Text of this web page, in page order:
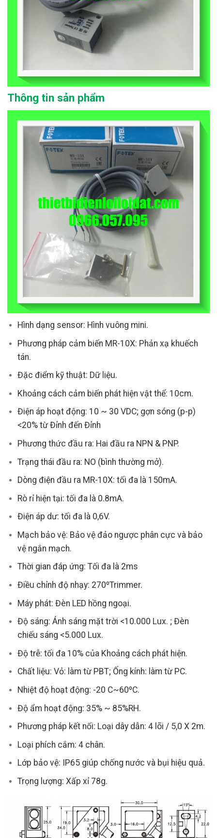
Thông tin sản phẩm
Hình dạng sensor: Hình vuông mini.
Phương pháp cảm biến MR-10X: Phản xạ khuếch
tán.
Đặc điểm kỹ thuật: Dữ liệu.
Khoảng cách cảm biến phát hiện vật thể: 10cm.
Điện áp hoạt động: 10 ~ 30 VDC; gợn sóng (p-p)
<20% từ Đỉnh đến Đỉnh
Phương thức đầu ra: Hai đầu ra NPN & PNP.
Trạng thái đầu ra: NO (bình thường mở).
Dòng điện đầu ra MR-10X: tối đa là 150mA.
Rò rỉ hiện tại: tối đa là 0.8mA.
Điện áp dư: tối đa là 0,6V.
Mạch bảo vệ: Bảo vệ đảo ngược phân cực và bảo
vệ ngắn mạch.
Thời gian đáp ứng: Tối đa là 2ms
Điều chỉnh độ nhạy: 270ºTrimmer.
Máy phát: Đèn LED hồng ngoại.
Độ sáng: Ánh sáng mặt trời <10.000 Lux. ; Đèn
chiếu sáng <5.000 Lux.
Độ trễ: tối đa 10% của Khoảng cách phát hiện.
Chất liệu: Vỏ: làm từ PBT; Ống kính: làm từ PC.
Nhiệt độ hoạt động: -20 C~60ºC.
Độ ẩm hoạt động: 35% ~ 85%RH.
Phương pháp kết nối: Loại dây dẫn: 4 lõi / 5,0 X 2m.
Loại phích cắm: 4 chân.
Lớp bảo vệ: IP65 giúp chống nước và bụi hiệu quả.
Trọng lượng: Xấp xỉ 78g.